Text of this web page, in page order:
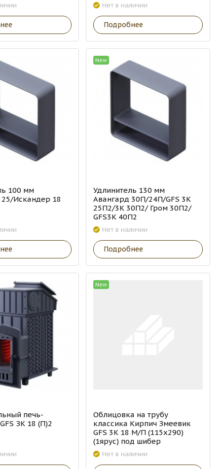
Нет в наличии
Подробнее
100 мм
Искандер 18
New
Удлинитель 130 мм
Авангард 30П/24П/GFS 3К
25П2/3К 30П2/ Гром 30П2/
GFS3К 40П2
Нет в наличии
Подробнее
печь-
ЗК 18 (П)2
New
Облицовка на трубу
классика Кирпич Змеевик
GFS 3К 18 М/П (115х290)
(1ярус) под шибер
Нет в наличии